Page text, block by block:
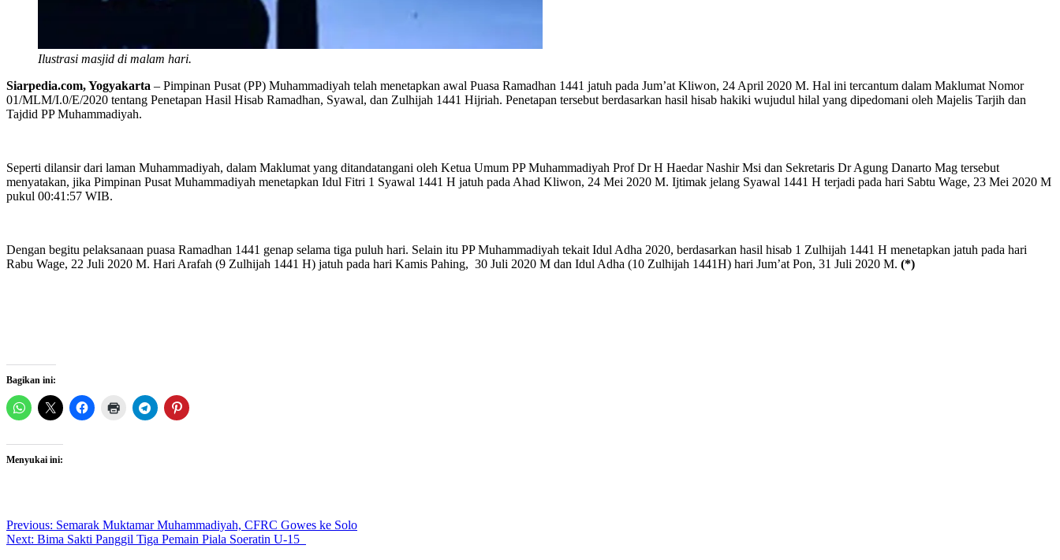
Ilustrasi masjid di malam hari.
Siarpedia.com, Yogyakarta – Pimpinan Pusat (PP) Muhammadiyah telah menetapkan awal Puasa Ramadhan 1441 jatuh pada Jum’at Kliwon, 24 April 2020 M. Hal ini tercantum dalam Maklumat Nomor
01/MLM/I.0/E/2020 tentang Penetapan Hasil Hisab Ramadhan, Syawal, dan Zulhijah 1441 Hijriah. Penetapan tersebut berdasarkan hasil hisab hakiki wujudul hilal yang dipedomani oleh Majelis Tarjih dan
Tajdid PP Muhammadiyah.
Seperti dilansir dari laman Muhammadiyah, dalam Maklumat yang ditandatangani oleh Ketua Umum PP Muhammadiyah Prof Dr H Haedar Nashir Msi dan Sekretaris Dr Agung Danarto Mag tersebut
menyatakan, jika Pimpinan Pusat Muhammadiyah menetapkan Idul Fitri 1 Syawal 1441 H jatuh pada Ahad Kliwon, 24 Mei 2020 M. Ijtimak jelang Syawal 1441 H terjadi pada hari Sabtu Wage, 23 Mei 2020 M
pukul 00:41:57 WIB.
Dengan begitu pelaksanaan puasa Ramadhan 1441 genap selama tiga puluh hari. Selain itu PP Muhammadiyah tekait Idul Adha 2020, berdasarkan hasil hisab 1 Zulhijah 1441 H menetapkan jatuh pada hari
Rabu Wage, 22 Juli 2020 M. Hari Arafah (9 Zulhijah 1441 H) jatuh pada hari Kamis Pahing, 30 Juli 2020 M dan Idul Adha (10 Zulhijah 1441H) hari Jum’at Pon, 31 Juli 2020 M. (*)
Bagikan ini:
Menyukai ini:
Post
navigation
Previous: Semarak Muktamar Muhammadiyah, CFRC Gowes ke Solo
Next: Bima Sakti Panggil Tiga Pemain Piala Soeratin U-15